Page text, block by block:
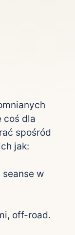
coś dla
spośród
jak:
seanse w
off-road.